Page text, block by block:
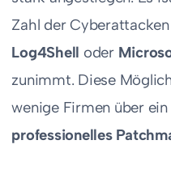
Zahl der
Log4Shell oder
zunimmt. Diese
wenige Firmen über ein
professionelles